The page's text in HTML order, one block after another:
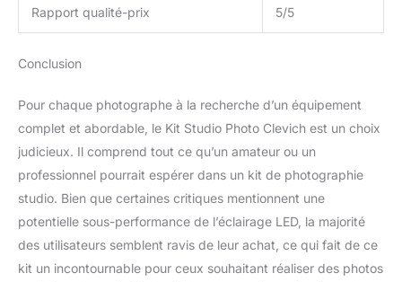
la famille, aux mariages
et aux fêtes. Remarque :
recommandé de
suspendre des objets
alourdir le support avec
des sacs de sable afin
qu'il reste stable même
par temps venteux.
Rapport qualité-prix 5/5
Conclusion
Pour chaque photographe à la recherche d’un équipement
complet et abordable, le Kit Studio Photo Clevich est un choix
judicieux. Il comprend tout ce qu’un amateur ou un
professionnel pourrait espérer dans un kit de photographie
studio. Bien que certaines critiques mentionnent une
potentielle sous-performance de l’éclairage LED, la majorité
des utilisateurs semblent ravis de leur achat, ce qui fait de ce
kit un incontournable pour ceux souhaitant réaliser des photos